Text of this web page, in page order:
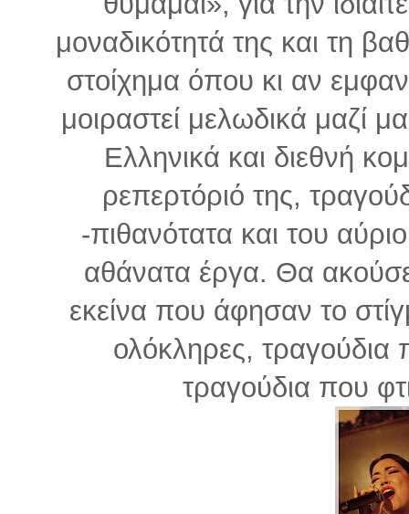
μοναδικότητά της και τη
στοίχημα όπου κι αν
μοιραστεί μελωδικά μαζί
Ελληνικά και διεθνή
ρεπερτόριό της,
-πιθανότατα και του
αθάνατα έργα. Θα
εκείνα που άφησαν το
ολόκληρες, τραγούδια
τραγούδια που